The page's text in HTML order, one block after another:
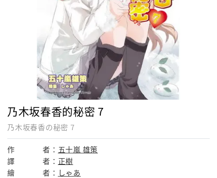
乃木坂春香的秘密 7
乃木坂春香の秘密 7
作 者： 五十嵐 雄策
譯
者： 正樹
繪
者： しゃあ